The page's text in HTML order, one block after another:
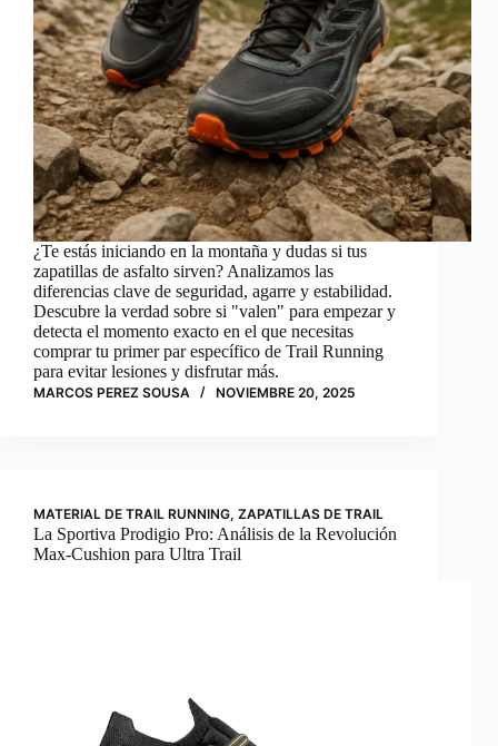
¿Te estás iniciando en la montaña y dudas si tus
zapatillas de asfalto sirven? Analizamos las
diferencias clave de seguridad, agarre y estabilidad.
Descubre la verdad sobre si "valen" para empezar y
detecta el momento exacto en el que necesitas
comprar tu primer par específico de Trail Running
para evitar lesiones y disfrutar más.
MARCOS PEREZ SOUSA NOVIEMBRE 20, 2025
MATERIAL DE TRAIL RUNNING, ZAPATILLAS DE TRAIL
La Sportiva Prodigio Pro: Análisis de la Revolución
Max-Cushion para Ultra Trail